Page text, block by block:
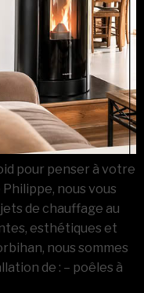
pour penser à votre
nous vous
de chauffage au
esthétiques et
nous sommes
de : – poêles à